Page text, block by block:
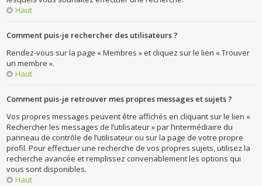
Haut
Comment puis-je rechercher des utilisateurs ?
Rendez-vous sur la page « Membres » et cliquez sur le lien « Trouver
un membre ».
Haut
Comment puis-je retrouver mes propres messages et sujets ?
Vos propres messages peuvent être affichés en cliquant sur le lien «
Rechercher les messages de l’utilisateur » par l’intermédiaire du
panneau de contrôle de l’utilisateur ou sur la page de votre propre
profil. Pour effectuer une recherche de vos propres sujets, utilisez la
recherche avancée et remplissez convenablement les options qui
vous sont disponibles.
Haut